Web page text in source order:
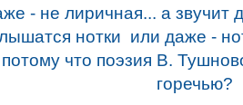
- не лиричная... а звучит
нотки или даже -
что поэзия В.
горечью?